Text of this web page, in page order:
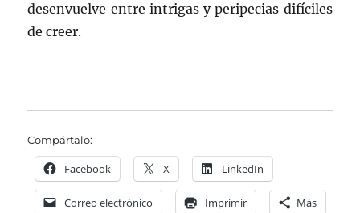
desenvuelve entre intrigas y peripecias difíciles
de creer.
Compártalo:
Facebook X LinkedIn
Correo electrónico Imprimir Más